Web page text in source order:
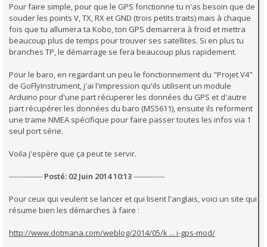
Pour faire simple, pour que le GPS fonctionne tu n'as besoin que de
souder les points V, TX, RX et GND (trois petits traits) mais à chaque
fois que tu allumera ta Kobo, ton GPS demarrera à froid et mettra
beaucoup plus de temps pour trouver ses satellites. Si en plus tu
branches TP, le démarrage se fera beaucoup plus rapidement.
Pour le baro, en regardant un peu le fonctionnement du "Projet V4"
de GoFlyInstrument, j'ai l'impression qu'ils utilisent un module
Arduino pour d'une part récuperer les données du GPS et d'autre
part récupérer les données du baro (MS5611), ensuite ils reforment
une trame NMEA spécifique pour faire passer toutes les infos via 1
seul port série.
Voila j'espère que ça peut te servir.
-------------- Posté: 02 Juin 2014 10:13-------------
Pour ceux qui veulent se lancer et qui lisent l'anglais, voici un site qui
résume bien les démarches à faire :
http://www.dotmana.com/weblog/2014/05/k ... i-gps-mod/